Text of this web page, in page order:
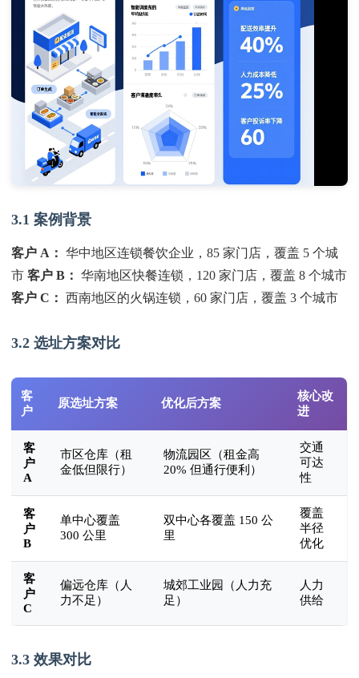
3.1 案例背景
客户 A： 华中地区连锁餐饮企业，85 家门店，覆盖 5 个城
市客户 B： 华南地区快餐连锁，120 家门店，覆盖 8 个城市
客户 C： 西南地区的火锅连锁，60 家门店，覆盖 3 个城市
3.2 选址方案对比
客
户
原选址方案 优化后方案
核心改
进
客
户
A
市区仓库（租
金低但限行）
物流园区（租金高
20% 但通行便利）
交通
可达
性
客
户
B
单中心覆盖
300 公里
双中心各覆盖 150 公
里
覆盖
半径
优化
客
户
C
偏远仓库（人
力不足）
城郊工业园（人力充
足）
人力
供给
3.3 效果对比